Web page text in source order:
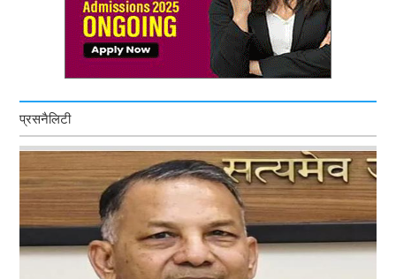
प्रसनैलिटी